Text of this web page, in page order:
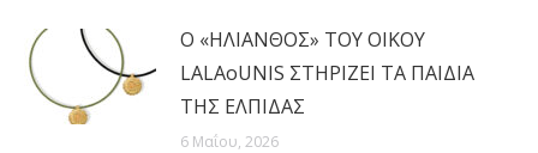
Ο «ΗΛΙΑΝΘΟΣ» ΤΟΥ ΟΙΚΟΥ
LALAoUNIS ΣΤΗΡΙΖΕΙ ΤΑ ΠΑΙΔΙΑ
ΤΗΣ ΕΛΠΙΔΑΣ
6 Μαΐου, 2026